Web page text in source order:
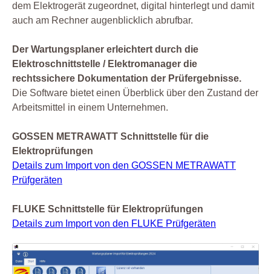
dem Elektrogerät zugeordnet, digital hinterlegt und damit
auch am Rechner augenblicklich abrufbar.
Der Wartungsplaner erleichtert durch die
Elektroschnittstelle / Elektromanager die
rechtssichere Dokumentation der Prüfergebnisse.
Die Software bietet einen Überblick über den Zustand der
Arbeitsmittel in einem Unternehmen.
GOSSEN METRAWATT Schnittstelle für die
Elektroprüfungen
Details zum Import von den GOSSEN METRAWATT
Prüfgeräten
FLUKE Schnittstelle für Elektroprüfungen
Details zum Import von den FLUKE Prüfgeräten